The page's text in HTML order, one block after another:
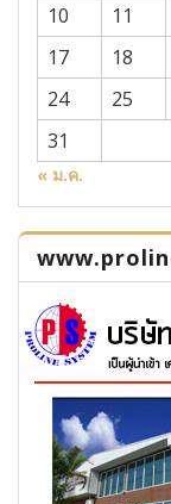
10
11
17
18
24
25
31
« ม.ค.